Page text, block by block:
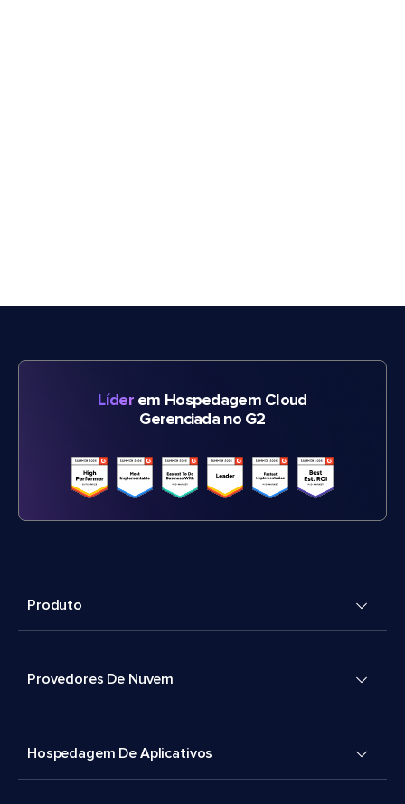
Líderem Hospedagem Cloud
Gerenciada no G2
Produto
Provedores De Nuvem
Hospedagem De Aplicativos